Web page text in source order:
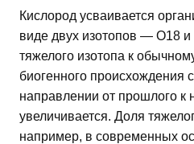
Кислород усваивается
виде двух изотопов — О18
тяжелого изотопа к
биогенного происхождения
направлении от прошлого к
увеличивается. Доля
например, в современных